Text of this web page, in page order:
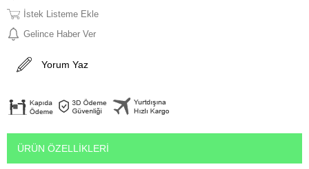
İstek Listeme Ekle
Gelince Haber Ver
Yorum Yaz
ÜRÜN ÖZELLIKLERI